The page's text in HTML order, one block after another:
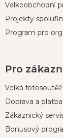
Velkoobchodní
Projekty
Program pro
Pro
Velká fotosoutěž
Doprava a platba
Zákaznický
Bonusový